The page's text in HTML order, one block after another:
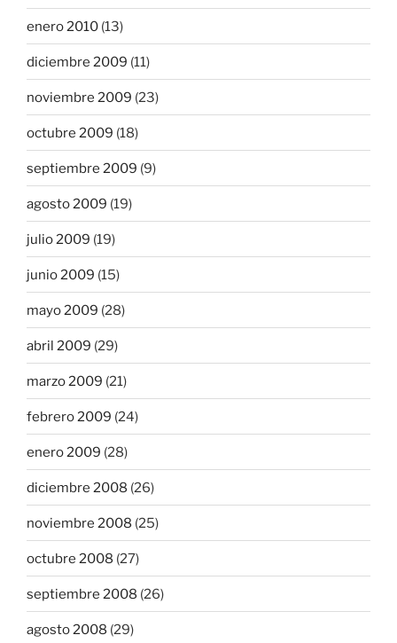
enero 2010 (13)
diciembre 2009 (11)
noviembre 2009 (23)
octubre 2009 (18)
septiembre 2009 (9)
agosto 2009 (19)
julio 2009 (19)
junio 2009 (15)
mayo 2009 (28)
abril 2009 (29)
marzo 2009 (21)
febrero 2009 (24)
enero 2009 (28)
diciembre 2008 (26)
noviembre 2008 (25)
octubre 2008 (27)
septiembre 2008 (26)
agosto 2008 (29)